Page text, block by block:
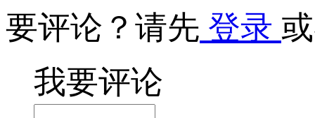
要评论？请先 登录
我要评论